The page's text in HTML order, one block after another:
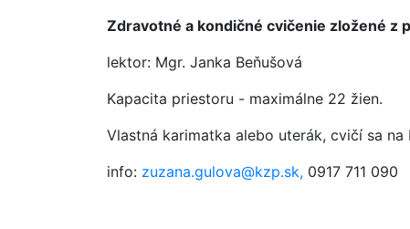
Zdravotné a kondičné cvičenie zložené z
lektor: Mgr. Janka Beňušová
Kapacita priestoru - maximálne 22 žien.
Vlastná karimatka alebo uterák, cvičí sa
info: zuzana.gulova@kzp.sk, 0917 711 090